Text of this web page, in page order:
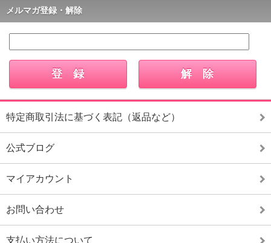
メルマガ登録・解除
特定商取引法に基づく表記（返品など）
公式ブログ
マイアカウント
お問い合わせ
支払い方法について